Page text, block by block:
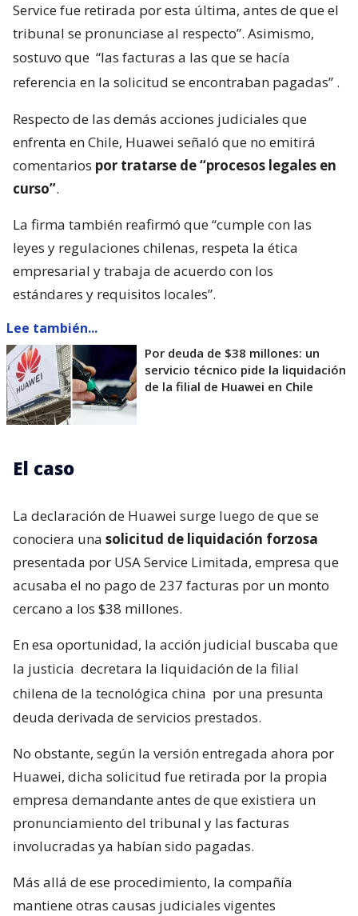
Service fue retirada por esta última, antes de que el
tribunal se pronunciase al respecto”. Asimismo,
sostuvo que “las facturas a las que se hacía
referencia en la solicitud se encontraban pagadas” .
Respecto de las demás acciones judiciales que
enfrenta en Chile, Huawei señaló que no emitirá
comentarios por tratarse de “procesos legales en
curso”.
La firma también reafirmó que “cumple con las
leyes y regulaciones chilenas, respeta la ética
empresarial y trabaja de acuerdo con los
estándares y requisitos locales”.
Lee también...
Por deuda de $38 millones: un
servicio técnico pide la liquidación
de la filial de Huawei en Chile
El caso
La declaración de Huawei surge luego de que se
conociera una solicitud de liquidación forzosa
presentada por USA Service Limitada, empresa que
acusaba el no pago de 237 facturas por un monto
cercano a los $38 millones.
En esa oportunidad, la acción judicial buscaba que
la justicia decretara la liquidación de la filial
chilena de la tecnológica china por una presunta
deuda derivada de servicios prestados.
No obstante, según la versión entregada ahora por
Huawei, dicha solicitud fue retirada por la propia
empresa demandante antes de que existiera un
pronunciamiento del tribunal y las facturas
involucradas ya habían sido pagadas.
Más allá de ese procedimiento, la compañía
mantiene otras causas judiciales vigentes